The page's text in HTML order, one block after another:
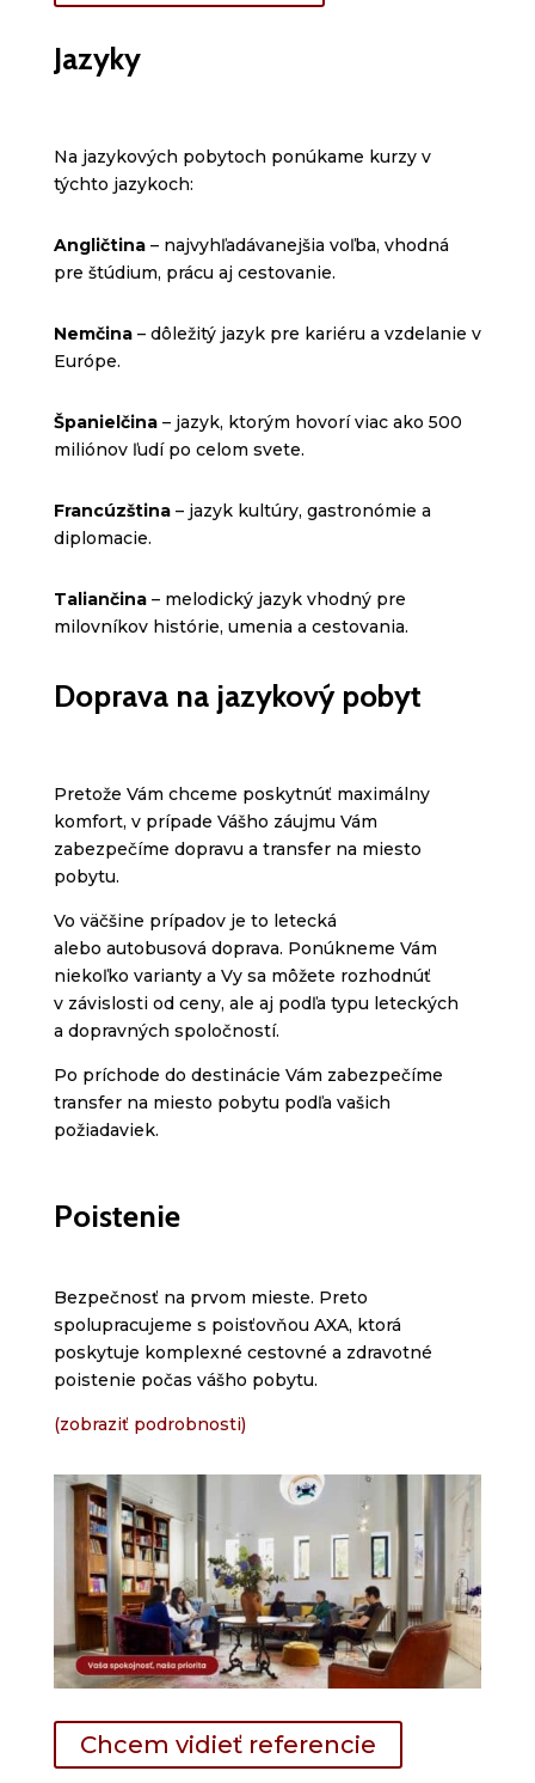
Jazyky
Na jazykových pobytoch ponúkame kurzy v
týchto jazykoch:
Angličtina– najvyhľadávanejšia voľba, vhodná
pre štúdium, prácu aj cestovanie.
Nemčina– dôležitý jazyk pre kariéru a vzdelanie v
Európe.
Španielčina– jazyk, ktorým hovorí viac ako 500
miliónov ľudí po celom svete.
Francúzština– jazyk kultúry, gastronómie a
diplomacie.
Taliančina– melodický jazyk vhodný pre
milovníkov histórie, umenia a cestovania.
Doprava na jazykový pobyt
Pretože Vám chceme poskytnúť maximálny
komfort, v prípade Vášho záujmu Vám
zabezpečíme dopravu a transfer na miesto
pobytu.
Vo väčšine prípadov je to letecká
alebo autobusová doprava. Ponúkneme Vám
niekoľko varianty a Vy sa môžete rozhodnúť
v závislosti od ceny, ale aj podľa typu leteckých
a dopravných spoločností.
Po príchode do destinácie Vám zabezpečíme
transfer na miesto pobytu podľa vašich
požiadaviek.
Poistenie
Bezpečnosť na prvom mieste. Preto
spolupracujeme s poisťovňou AXA, ktorá
poskytuje komplexné cestovné a zdravotné
poistenie počas vášho pobytu.
(zobraziť podrobnosti)
Chcem vidieť referencie